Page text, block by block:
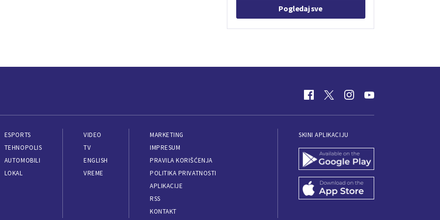
Pogledaj sve
ESPORTS
TEHNOPOLIS
AUTOMOBILI
LOKAL
VIDEO
TV
ENGLISH
VREME
MARKETING
IMPRESUM
PRAVILA KORIŠĆENJA
POLITIKA PRIVATNOSTI
APLIKACIJE
RSS
KONTAKT
SKINI APLIKACIJU